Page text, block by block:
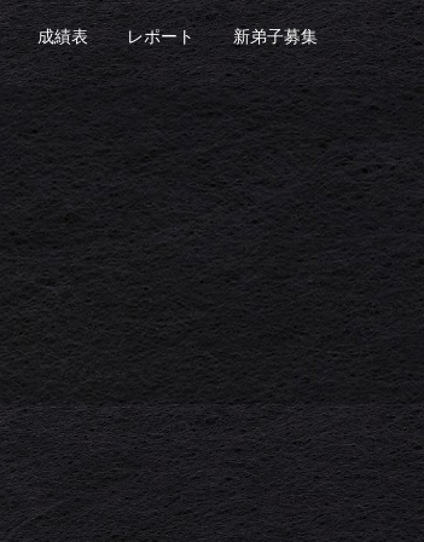
成績表 レポート 新弟子募集